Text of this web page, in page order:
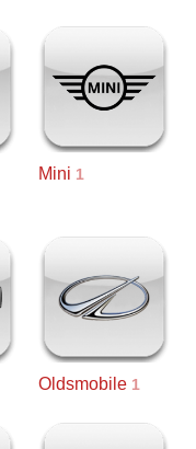
Mini 1
Oldsmobile 1